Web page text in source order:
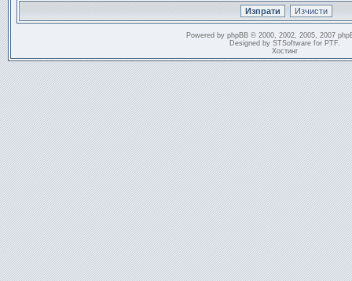
Powered by phpBB© 2000, 2002, 2005, 2007
Designed by STSoftwarefor PTF.
Хостинг